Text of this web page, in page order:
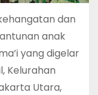
dan
anak
yang digelar
Kelurahan
Utara,